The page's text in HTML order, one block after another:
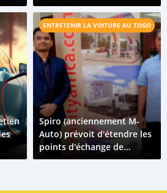
Togo ?
ENTRETENIR LA VOITURE AU TOGO
Spiro (anciennement M-
Auto) prévoit d'étendre les
points d'échange de
batteries grâce à un